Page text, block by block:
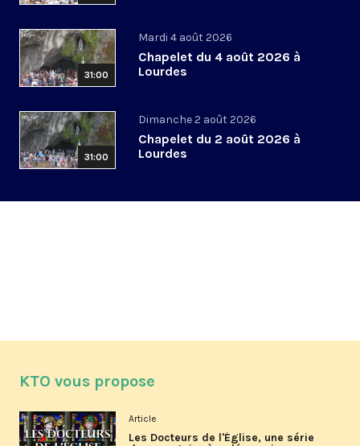
31:00
Mardi 4 août 2026
Chapelet du 4 août 2026 à
Lourdes
31:00
Dimanche 2 août 2026
Chapelet du 2 août 2026 à
Lourdes
KTO vous propose
Article
Les Docteurs de l'Église, une série